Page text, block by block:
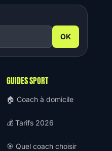
OK
GUIDES SPORT
🏠 Coach à domicile
💰 Tarifs 2026
🎯 Quel coach choisir